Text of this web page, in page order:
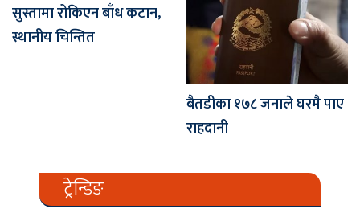
सुस्तामा रोकिएन बाँध कटान,
स्थानीय चिन्तित
बैतडीका १७८ जनाले घरमै पाए
राहदानी
ट्रेन्डिङ